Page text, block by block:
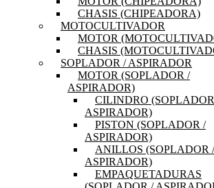
CHASIS (CHIPEADORA)
MOTOCULTIVADOR
MOTOR
CHASIS
SOPLADOR / ASPIRADOR
MOTOR (SOPLADOR /
ASPIRADOR)
CILINDRO
ASPIRADOR)
PISTON (SOPLADOR /
ASPIRADOR)
ANILLOS (SOPLADOR /
ASPIRADOR)
EMPAQUETADURAS